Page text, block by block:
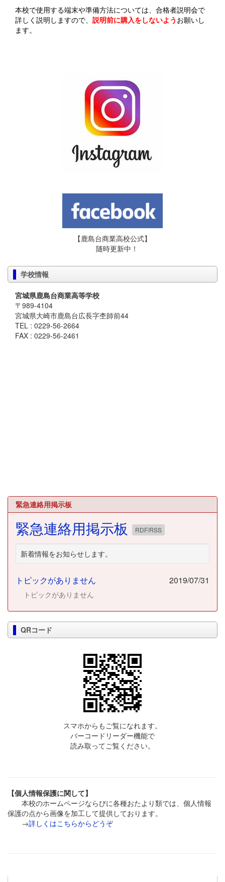
本校で使用する端末や準備方法については、合格者説明会で
詳しく説明しますので、 説明前に購入をしないよう お願いし
ます。
【鹿島台商業高校公式】
随時更新中！
学校情報
宮城県鹿島台商業高等学校
〒989-4104
宮城県大崎市鹿島台広長字杢師前44
TEL : 0229-56-2664
FAX : 0229-56-2461
緊急連絡用掲示板
緊急連絡用掲示板 RDF/RSS
新着情報をお知らせします。
トピックがありません 2019/07/31
トピックがありません
QRコード
スマホからもご覧になれます。
バーコードリーダー機能で
読み取ってご覧ください。
【個人情報保護に関して】
本校のホームページならびに各種おたより類では、個人情報
保護の点から画像を加工して提供しております。
→詳しくはこちらからどうぞ